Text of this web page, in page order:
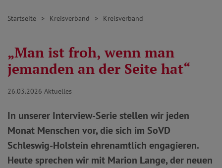
Startseite Kreisverband Kreisverband
„Man ist froh, wenn man
jemanden an der Seite hat“
26.03.2026 Aktuelles
In unserer Interview-Serie stellen wir jeden
Monat Menschen vor, die sich im SoVD
Schleswig-Holstein ehrenamtlich engagieren.
Heute sprechen wir mit Marion Lange, der neuen